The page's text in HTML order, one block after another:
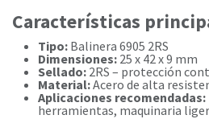
Características
Tipo: Balinera 6905 2RS
Dimensiones: 25 x 42 x 9 mm
Sellado: 2RS – protección
Material:Acero de alta
Aplicaciones recomendadas:
herramientas, maquinaria